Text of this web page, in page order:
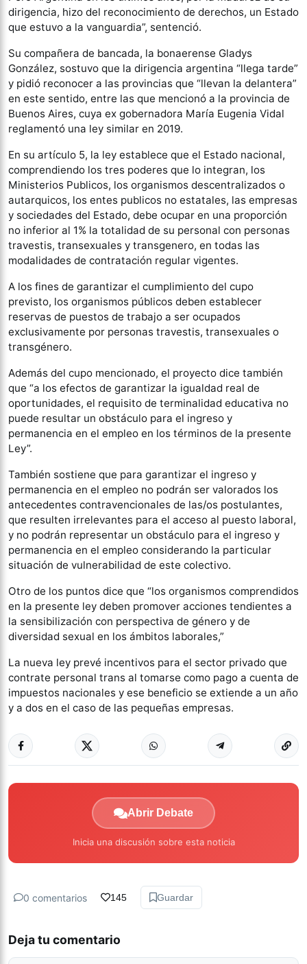
dirigencia, hizo del reconocimiento de derechos, un Estado
que estuvo a la vanguardia”, sentenció.
Su compañera de bancada, la bonaerense Gladys
González, sostuvo que la dirigencia argentina “llega tarde”
y pidió reconocer a las provincias que “llevan la delantera”
en este sentido, entre las que mencionó a la provincia de
Buenos Aires, cuya ex gobernadora María Eugenia Vidal
reglamentó una ley similar en 2019.
En su artículo 5, la ley establece que el Estado nacional,
comprendiendo los tres poderes que lo integran, los
Ministerios Publicos, los organismos descentralizados o
autarquicos, los entes publicos no estatales, las empresas
y sociedades del Estado, debe ocupar en una proporción
no inferior al 1% la totalidad de su personal con personas
travestis, transexuales y transgenero, en todas las
modalidades de contratación regular vigentes.
A los fines de garantizar el cumplimiento del cupo
previsto, los organismos públicos deben establecer
reservas de puestos de trabajo a ser ocupados
exclusivamente por personas travestis, transexuales o
transgénero.
Además del cupo mencionado, el proyecto dice también
que “a los efectos de garantizar la igualdad real de
oportunidades, el requisito de terminalidad educativa no
puede resultar un obstáculo para el ingreso y
permanencia en el empleo en los términos de la presente
Ley”.
También sostiene que para garantizar el ingreso y
permanencia en el empleo no podrán ser valorados los
antecedentes contravencionales de las/os postulantes,
que resulten irrelevantes para el acceso al puesto laboral,
y no podrán representar un obstáculo para el ingreso y
permanencia en el empleo considerando la particular
situación de vulnerabilidad de este colectivo.
Otro de los puntos dice que “los organismos comprendidos
en la presente ley deben promover acciones tendientes a
la sensibilización con perspectiva de género y de
diversidad sexual en los ámbitos laborales,”
La nueva ley prevé incentivos para el sector privado que
contrate personal trans al tomarse como pago a cuenta de
impuestos nacionales y ese beneficio se extiende a un año
y a dos en el caso de las pequeñas empresas.
Abrir Debate
Inicia una discusión sobre esta noticia
0 comentarios 145 Guardar
Deja tu comentario